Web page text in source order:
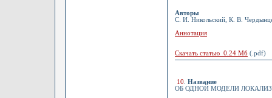
Авторы
С. И. Никольский, К. В.
Аннотация
Скачать статью 0.24 Мб (.pdf)
10
Название
ОБ ОДНОЙ МОДЕЛИ